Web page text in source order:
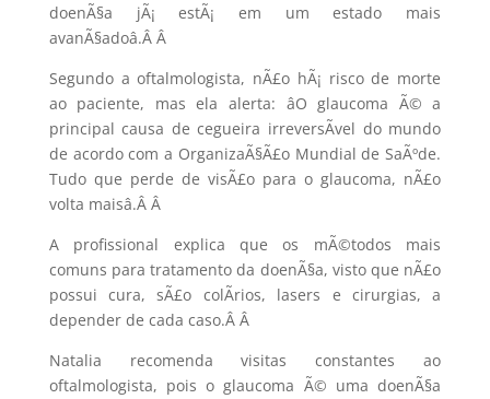
doenÃ§a jÃ¡ estÃ¡ em um estado mais
avanÃ§adoâ.Â Â
Segundo a oftalmologista, nÃ£o hÃ¡ risco de morte
ao paciente, mas ela alerta: âO glaucoma Ã© a
principal causa de cegueira irreversÃ­vel do mundo
de acordo com a OrganizaÃ§Ã£o Mundial de SaÃºde.
Tudo que perde de visÃ£o para o glaucoma, nÃ£o
volta maisâ.Â Â
A profissional explica que os mÃ©todos mais
comuns para tratamento da doenÃ§a, visto que nÃ£o
possui cura, sÃ£o colÃ­rios, lasers e cirurgias, a
depender de cada caso.Â Â
Natalia recomenda visitas constantes ao
oftalmologista, pois o glaucoma Ã© uma doenÃ§a